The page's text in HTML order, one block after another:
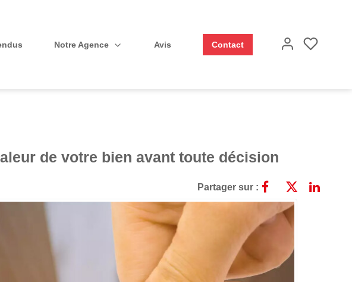
Notre Agence Avis Contact
de votre bien avant toute décision
Partager sur :